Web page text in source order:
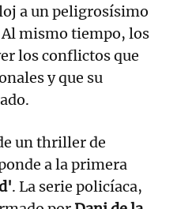
a un peligrosísimo
Al mismo tiempo, los
los conflictos que
y que su
un thriller de
a la primera
. La serie policíaca,